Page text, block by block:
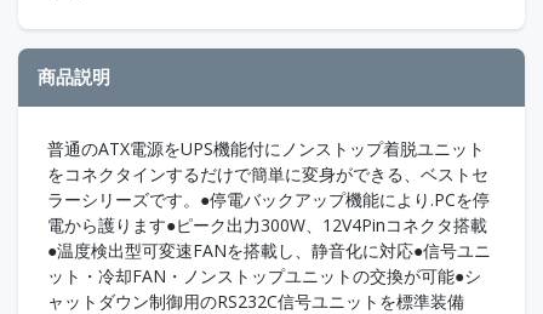
商品説明
普通のATX電源をUPS機能付にノンストップ着脱ユニット
をコネクタインするだけで簡単に変身ができる、ベストセ
ラーシリーズです。●停電バックアップ機能により.PCを停
電から護ります●ピーク出力300W、12V4Pinコネクタ搭載
●温度検出型可変速FANを搭載し、静音化に対応●信号ユニ
ット・冷却FAN・ノンストップユニットの交換が可能●シ
ャットダウン制御用のRS232C信号ユニットを標準装備